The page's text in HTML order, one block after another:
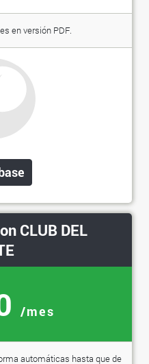
en versión PDF.
CLUB DEL
/mes
automáticas hasta que de